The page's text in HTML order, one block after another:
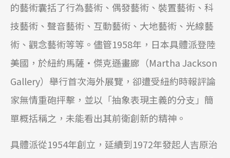
的藝術囊括了行為藝術、偶發藝術、裝置藝術、科
技藝術、聲音藝術、互動藝術、大地藝術、光線藝
術、觀念藝術等等。儘管1958年，日本具體派登陸
美國，於紐約馬薩‧傑克遜畫廊（Martha Jackson
Gallery）舉行首次海外展覽，卻遭受紐約時報評論
家無情重砲抨擊，並以「抽象表現主義的分支」簡
單概括稱之，未能看出其前衛創新的精神。
具體派從1954年創立，延續到1972年發起人吉原治